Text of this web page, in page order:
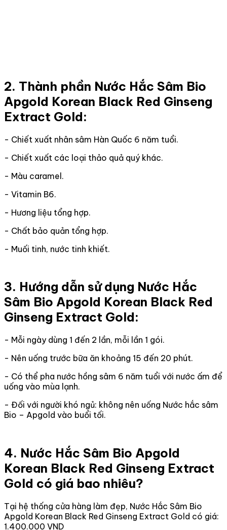
2. Thành phần Nước Hắc Sâm Bio
Apgold Korean Black Red Ginseng
Extract Gold:
- Chiết xuất nhân sâm Hàn Quốc 6 năm tuổi.
- Chiết xuất các loại thảo quả quý khác.
- Màu caramel.
- Vitamin B6.
- Hương liệu tổng hợp.
- Chất bảo quản tổng hợp.
- Muối tinh, nước tinh khiết.
3. Hướng dẫn sử dụng Nước Hắc
Sâm Bio Apgold Korean Black Red
Ginseng Extract Gold:
- Mỗi ngày dùng 1 đến 2 lần, mỗi lần 1 gói.
- Nên uống trước bữa ăn khoảng 15 đến 20 phút.
- Có thể pha nước hồng sâm 6 năm tuổi với nước ấm để
uống vào mùa lạnh.
- Đối với người khó ngủ: không nên uống Nước hắc sâm
Bio – Apgold vào buổi tối.
4. Nước Hắc Sâm Bio Apgold
Korean Black Red Ginseng Extract
Gold có giá bao nhiêu?
Tại hệ thống cửa hàng làm đẹp, Nước Hắc Sâm Bio
Apgold Korean Black Red Ginseng Extract Gold có giá:
1.400.000 VND